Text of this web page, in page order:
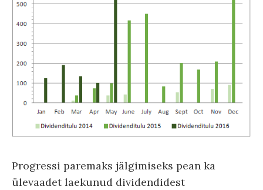
Progressi paremaks jälgimiseks pean ka
ülevaadet laekunud dividendidest